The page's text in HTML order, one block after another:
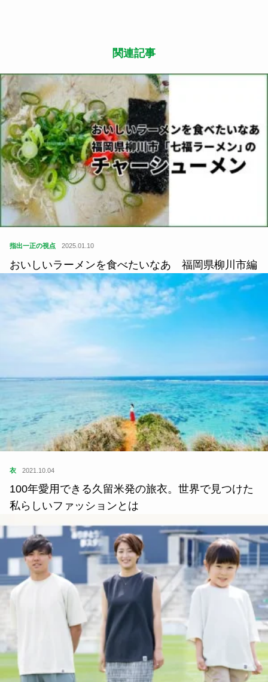
この記事が気に入ったら
いいね または フォローしてね！
Follow Me
よかったらシェアしてね
関連記事
おいしいラーメンを食べたいなあ 福岡県柳川市編